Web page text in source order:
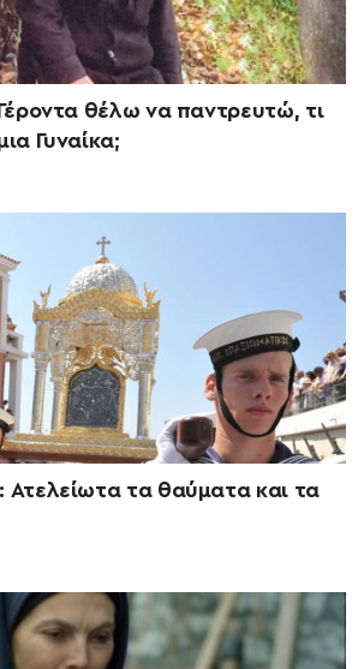
θέλω να παντρευτώ, τι
Γυναίκα;
Ατελείωτα τα θαύματα και τα